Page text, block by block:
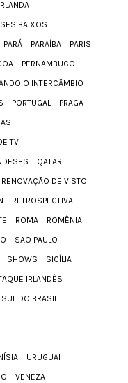
BAIXOS
PARÁ PARAÍBA
PARIS
PERNAMBUCO
O INTERCÂMBIO
PORTUGAL
PRAGA
TV
QATAR
RENOVAÇÃO DE VISTO
RETROSPECTIVA
ROMA
ROMÊNIA
SÃO PAULO
SHOWS
SICÍLIA
IRLANDÊS
SUL DO BRASIL
URUGUAI
VENEZA